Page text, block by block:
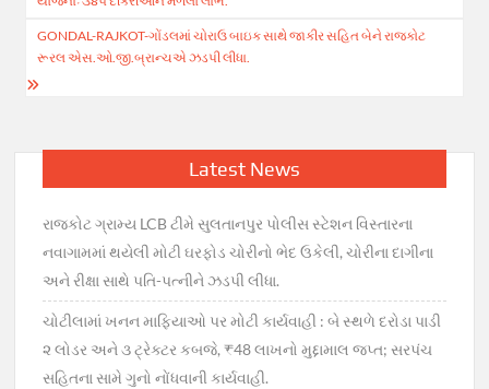
GONDAL-RAJKOT-ગોંડલમાં ચોરાઉ બાઇક સાથે જાકીર સહિત બેને રાજકોટ
રૂરલ એસ.ઓ.જી.બ્રાન્ચએ ઝડપી લીધા.
Latest News
રાજકોટ ગ્રામ્ય LCB ટીમે સુલતાનપુર પોલીસ સ્ટેશન વિસ્તારના
નવાગામમાં થયેલી મોટી ઘરફોડ ચોરીનો ભેદ ઉકેલી, ચોરીના દાગીના
અને રીક્ષા સાથે પતિ-પત્નીને ઝડપી લીધા.
ચોટીલામાં ખનન માફિયાઓ પર મોટી કાર્યવાહી : બે સ્થળે દરોડા પાડી
૨ લોડર અને ૩ ટ્રેક્ટર કબજે, ₹48 લાખનો મુદ્દામાલ જપ્ત; સરપંચ
સહિતના સામે ગુનો નોંધવાની કાર્યવાહી.